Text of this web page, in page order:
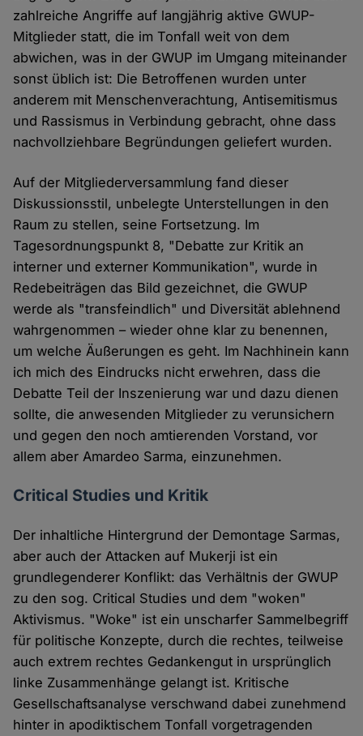
zahlreiche Angriffe auf langjährig aktive GWUP-
Mitglieder statt, die im Tonfall weit von dem
abwichen, was in der GWUP im Umgang miteinander
sonst üblich ist: Die Betroffenen wurden unter
anderem mit Menschenverachtung, Antisemitismus
und Rassismus in Verbindung gebracht, ohne dass
nachvollziehbare Begründungen geliefert wurden.
Auf der Mitgliederversammlung fand dieser
Diskussionsstil, unbelegte Unterstellungen in den
Raum zu stellen, seine Fortsetzung. Im
Tagesordnungspunkt 8, "Debatte zur Kritik an
interner und externer Kommunikation", wurde in
Redebeiträgen das Bild gezeichnet, die GWUP
werde als "transfeindlich" und Diversität ablehnend
wahrgenommen – wieder ohne klar zu benennen,
um welche Äußerungen es geht. Im Nachhinein kann
ich mich des Eindrucks nicht erwehren, dass die
Debatte Teil der Inszenierung war und dazu dienen
sollte, die anwesenden Mitglieder zu verunsichern
und gegen den noch amtierenden Vorstand, vor
allem aber Amardeo Sarma, einzunehmen.
Critical Studies und Kritik
Der inhaltliche Hintergrund der Demontage Sarmas,
aber auch der Attacken auf Mukerji ist ein
grundlegenderer Konflikt: das Verhältnis der GWUP
zu den sog. Critical Studies und dem "woken"
Aktivismus. "Woke" ist ein unscharfer Sammelbegriff
für politische Konzepte, durch die rechtes, teilweise
auch extrem rechtes Gedankengut in ursprünglich
linke Zusammenhänge gelangt ist. Kritische
Gesellschaftsanalyse verschwand dabei zunehmend
hinter in apodiktischem Tonfall vorgetragenden